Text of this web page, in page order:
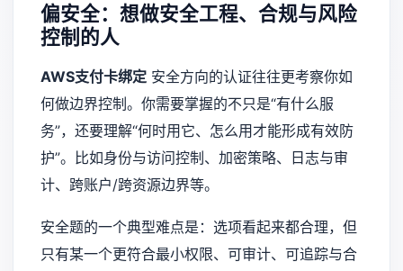
偏安全：想做安全工程、合规与风险
控制的人
AWS支付卡绑定 安全方向的认证往往更考察你如
何做边界控制。你需要掌握的不只是“有什么服
务”，还要理解“何时用它、怎么用才能形成有效防
护”。比如身份与访问控制、加密策略、日志与审
计、跨账户/跨资源边界等。
安全题的一个典型难点是：选项看起来都合理，但
只有某一个更符合最小权限、可审计、可追踪与合